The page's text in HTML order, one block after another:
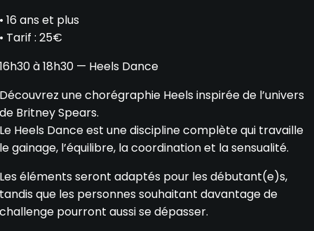
16 ans et plus
Tarif : 25€
à 18h30 — Heels Dance
une chorégraphie Heels inspirée de l’univers
Britney Spears.
Heels Dance est une discipline complète qui travaille
gainage, l’équilibre, la coordination et la sensualité.
éléments seront adaptés pour les débutant(e)s,
que les personnes souhaitant davantage de
pourront aussi se dépasser.